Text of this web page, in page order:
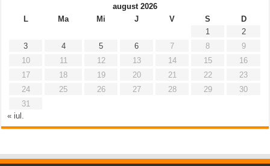
august 2026
L
Ma Mi J V S
D
1
2
3
4 5 6 7 8
9
10
11 12 13 14 15
16
17
18 19 20 21 22
23
24
25 26 27 28 29
30
31
« iul.